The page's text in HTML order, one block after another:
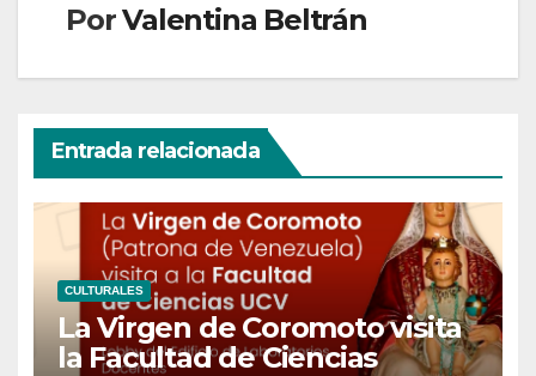
PorValentina Beltrán
Entrada relacionada
CULTURALES
La Virgen de Coromoto visita
la Facultad de Ciencias